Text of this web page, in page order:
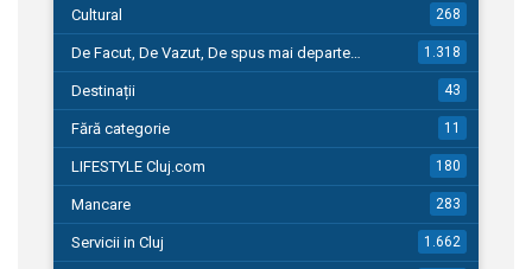
Cultural 268
De Facut, De Vazut, De spus mai departe… 1.318
Destinații 43
Fără categorie 11
LIFESTYLE Cluj.com 180
Mancare 283
Servicii in Cluj 1.662